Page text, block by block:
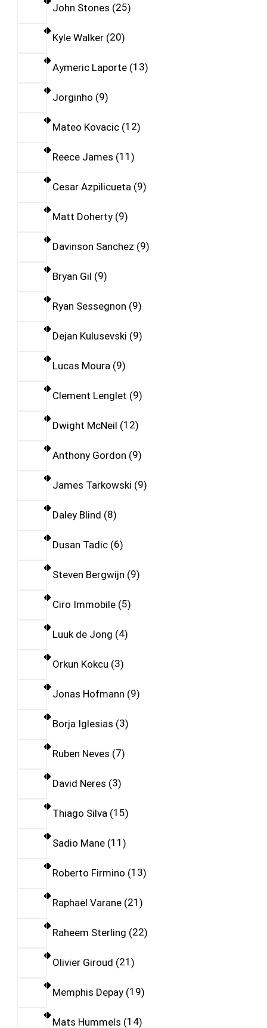
John Stones 25
Kyle Walker 20
Aymeric Laporte 13
Jorginho 9
Mateo Kovacic 12
Reece James 11
Cesar Azpilicueta 9
Matt Doherty 9
Davinson Sanchez 9
Bryan Gil 9
Ryan Sessegnon 9
Dejan Kulusevski 9
Lucas Moura 9
Clement Lenglet 9
Dwight McNeil 12
Anthony Gordon 9
James Tarkowski 9
Daley Blind 8
Dusan Tadic 6
Steven Bergwijn 9
Ciro Immobile 5
Luuk de Jong 4
Orkun Kokcu 3
Jonas Hofmann 9
Borja Iglesias 3
Ruben Neves 7
David Neres 3
Thiago Silva 15
Sadio Mane 11
Roberto Firmino 13
Raphael Varane 21
Raheem Sterling 22
Olivier Giroud 21
Memphis Depay 19
Mats Hummels 14